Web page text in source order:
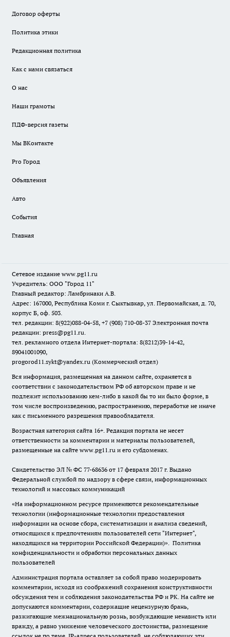
Договор оферты
Политика этики
Редакционная политика
Как с нами связаться
О нас
Наши грамоты
ПДФ-версия газеты
Мы ВКонтакте
Pro Город
Объявления
Авто
События
Главная
Сетевое издание www.pg11.ru
Учредитель: ООО "Город 11"
Главный редактор: Ламбринаки А.В.
Адрес: 167000, Республика Коми г. Сыктывкар, ул. Первомайская, д. 70,
корпус Б, оф. 503.
тел. редакции: 8(922)088-04-58, +7 (908) 710-08-37 Электронная почта
редакции: press@pg11.ru.
тел. рекламного отдела Интернет-портала: 8(8212)39-14-42,
89041001090,
progorod11.sykt@yandex.ru (Коммерческий отдел)
Вся информация, размещенная на данном сайте, охраняется в
соответствии с законодательством РФ об авторском праве и не
подлежит использованию кем-либо в какой бы то ни было форме, в
том числе воспроизведению, распространению, переработке не иначе
как с письменного разрешения правообладателя.
Возрастная категория сайта 16+. Редакция портала не несет
ответственности за комментарии и материалы пользователей,
размещенные на сайте www.pg11.ru и его субдоменах.
Свидетельство ЭЛ № ФС 77-68636 от 17 февраля 2017 г. Выдано
Федеральной службой по надзору в сфере связи, информационных
технологий и массовых коммуникаций
«На информационном ресурсе применяются рекомендательные
технологии (информационные технологии предоставления
информации на основе сбора, систематизации и анализа сведений,
относящихся к предпочтениям пользователей сети "Интернет",
находящихся на территории Российской Федерации)». Политика
конфиденциальности и обработки персональных данных
пользователей
Администрация портала оставляет за собой право модерировать
комментарии, исходя из соображений сохранения конструктивности
обсуждения тем и соблюдения законодательства РФ и РК. На сайте не
допускаются комментарии, содержащие нецензурную брань,
разжигающие межнациональную рознь, возбуждающие ненависть или
вражду, а равно унижение человеческого достоинства, размещение